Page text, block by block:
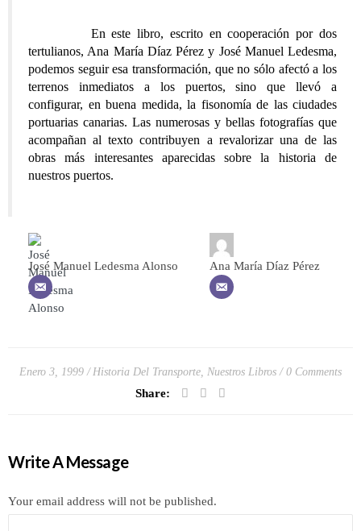
En este libro, escrito en cooperación por dos
tertulianos, Ana María Díaz Pérez y José Manuel Ledesma,
podemos seguir esa transformación, que no sólo afectó a los
terrenos inmediatos a los puertos, sino que llevó a
configurar, en buena medida, la fisonomía de las ciudades
portuarias canarias. Las numerosas y bellas fotografías que
acompañan al texto contribuyen a revalorizar una de las
obras más interesantes aparecidas sobre la historia de
nuestros puertos.
José Manuel Ledesma Alonso Ana María Díaz Pérez
Enero 3, 1999 Historia Del Transporte, Nuestros Libros 0 Comments
Share:
Write A Message
Your email address will not be published.